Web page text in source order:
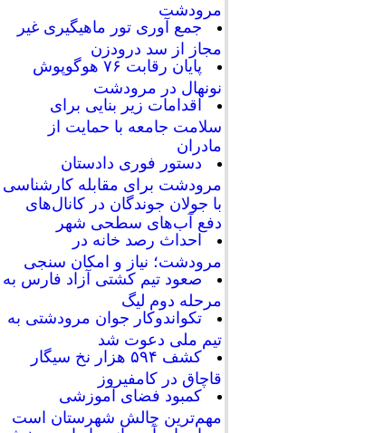
مرودشت
جمع آوری تور ماهیگیری غیر
مجاز از سد درودزن
پایان رقابت‌ ۷۶ هوگوپوش
نونهال در مرودشت
اقدامات زیر بنایی برای
سلامت جامعه با حمایت از
مادران
دستور فوری دادستان
مرودشت برای مقابله کارشناسی
با جولان جوندگان در کانال‌های
دفع آب‌های سطحی شهر
احداث رصد خانه در
مرودشت؛ نیاز و امکان سنجی
صعود تیم کشتی آزاد فارس به
مرحله دوم لیگ
تکواندوکار جوان مرودشتی به
تیم ملی دعوت شد
کشف ۵۹۴ هزار نخ سیگار
قاچاق در کامفیروز
کمبود فضای آموزشی
مهم‌ترین چالش شهرستان است